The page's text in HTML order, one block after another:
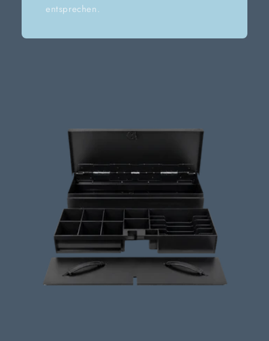
entsprechen.